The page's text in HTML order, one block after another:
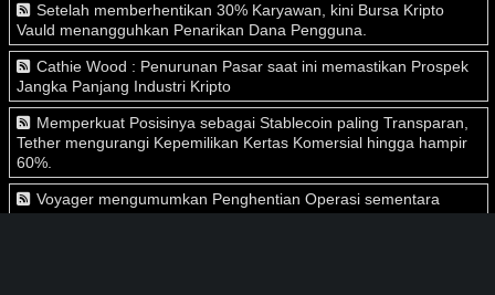
Setelah memberhentikan 30% Karyawan, kini Bursa Kripto
Vauld menangguhkan Penarikan Dana Pengguna.
Cathie Wood : Penurunan Pasar saat ini memastikan Prospek
Jangka Panjang Industri Kripto
Memperkuat Posisinya sebagai Stablecoin paling Transparan,
Tether mengurangi Kepemilikan Kertas Komersial hingga hampir
60%.
Voyager mengumumkan Penghentian Operasi sementara
setelah 3AC Gagal membayar Pinjaman